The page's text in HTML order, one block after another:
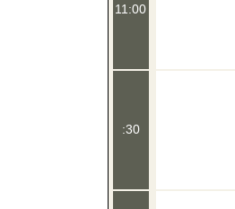
11:00
:30